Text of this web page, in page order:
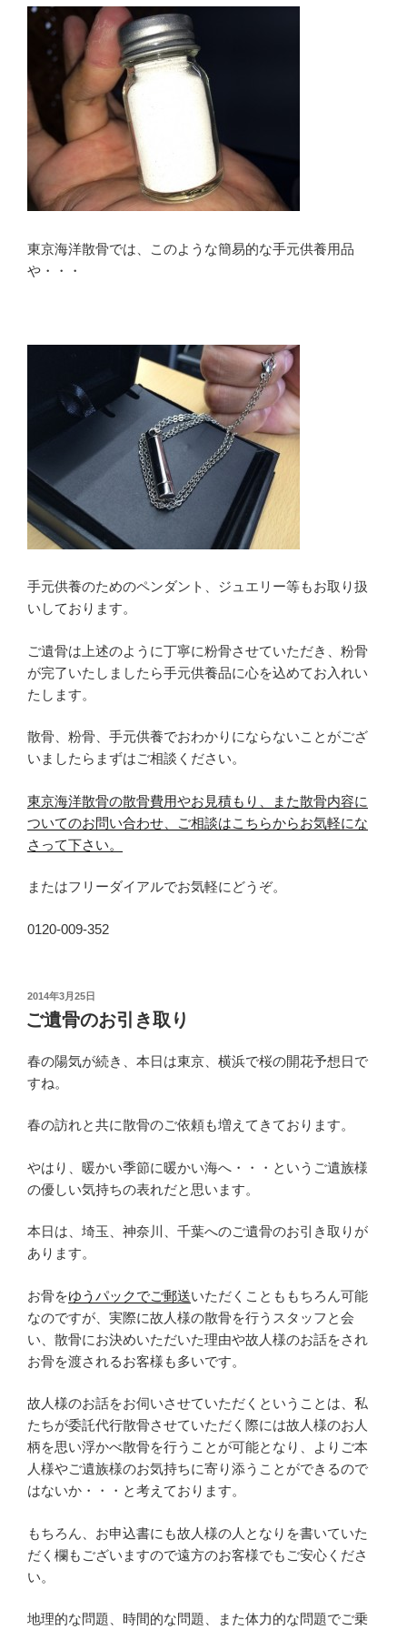
東京海洋散骨では、このような簡易的な手元供養用品
や・・・
手元供養のためのペンダント、ジュエリー等もお取り扱
いしております。
ご遺骨は上述のように丁寧に粉骨させていただき、粉骨
が完了いたしましたら手元供養品に心を込めてお入れい
たします。
散骨、粉骨、手元供養でおわかりにならないことがござ
いましたらまずはご相談ください。
東京海洋散骨の散骨費用やお見積もり、また散骨内容に
ついてのお問い合わせ、ご相談はこちらからお気軽にな
さって下さい。
またはフリーダイアルでお気軽にどうぞ。
0120-009-352
投
稿
日:
2014年3月25日
ご遺骨のお引き取り
春の陽気が続き、本日は東京、横浜で桜の開花予想日で
すね。
春の訪れと共に散骨のご依頼も増えてきております。
やはり、暖かい季節に暖かい海へ・・・というご遺族様
の優しい気持ちの表れだと思います。
本日は、埼玉、神奈川、千葉へのご遺骨のお引き取りが
あります。
お骨をゆうパックでご郵送いただくことももちろん可能
なのですが、実際に故人様の散骨を行うスタッフと会
い、散骨にお決めいただいた理由や故人様のお話をされ
お骨を渡されるお客様も多いです。
故人様のお話をお伺いさせていただくということは、私
たちが委託代行散骨させていただく際には故人様のお人
柄を思い浮かべ散骨を行うことが可能となり、よりご本
人様やご遺族様のお気持ちに寄り添うことができるので
はないか・・・と考えております。
もちろん、お申込書にも故人様の人となりを書いていた
だく欄もございますので遠方のお客様でもご安心くださ
い。
地理的な問題、時間的な問題、また体力的な問題でご乗